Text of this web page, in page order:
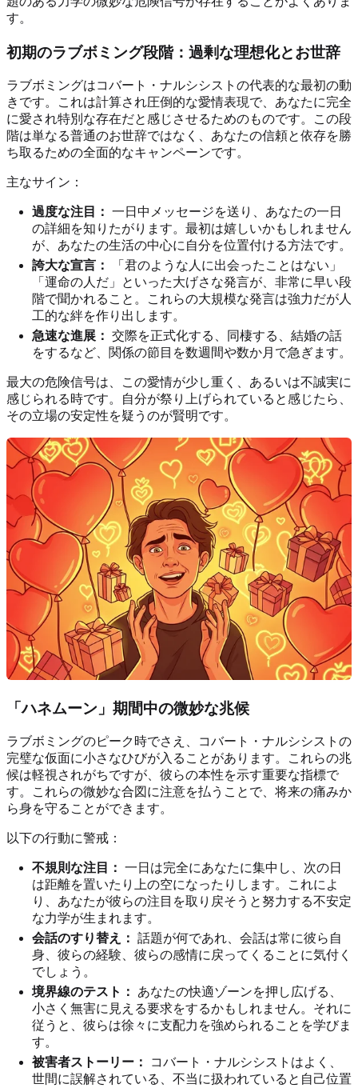
す。
初期のラブボミング段階：過剰な理想化とお世辞
ラブボミングはコバート・ナルシシストの代表的な最初の動
きです。これは計算され圧倒的な愛情表現で、あなたに完全
に愛され特別な存在だと感じさせるためのものです。この段
階は単なる普通のお世辞ではなく、あなたの信頼と依存を勝
ち取るための全面的なキャンペーンです。
主なサイン：
過度な注目： 一日中メッセージを送り、あなたの一日
の詳細を知りたがります。最初は嬉しいかもしれません
が、あなたの生活の中心に自分を位置付ける方法です。
誇大な宣言：
「君のような人に出会ったことはない」
「運命の人だ」といった大げさな発言が、非常に早い段
階で聞かれること。これらの大規模な発言は強力だが人
工的な絆を作り出します。
急速な進展： 交際を正式化する、同棲する、結婚の話
をするなど、関係の節目を数週間や数か月で急ぎます。
最大の危険信号は、この愛情が少し重く、あるいは不誠実に
感じられる時です。自分が祭り上げられていると感じたら、
その立場の安定性を疑うのが賢明です。
「ハネムーン」期間中の微妙な兆候
ラブボミングのピーク時でさえ、コバート・ナルシシストの
完璧な仮面に小さなひびが入ることがあります。これらの兆
候は軽視されがちですが、彼らの本性を示す重要な指標で
す。これらの微妙な合図に注意を払うことで、将来の痛みか
ら身を守ることができます。
以下の行動に警戒：
不規則な注目： 一日は完全にあなたに集中し、次の日
は距離を置いたり上の空になったりします。これによ
り、あなたが彼らの注目を取り戻そうと努力する不安定
な力学が生まれます。
会話のすり替え： 話題が何であれ、会話は常に彼ら自
身、彼らの経験、彼らの感情に戻ってくることに気付く
でしょう。
境界線のテスト：
あなたの快適ゾーンを押し広げる、
小さく無害に見える要求をするかもしれません。それに
従うと、彼らは徐々に支配力を強められることを学びま
す。
被害者ストーリー：
コバート・ナルシシストはよく、
世間に誤解されている、不当に扱われていると自己位置